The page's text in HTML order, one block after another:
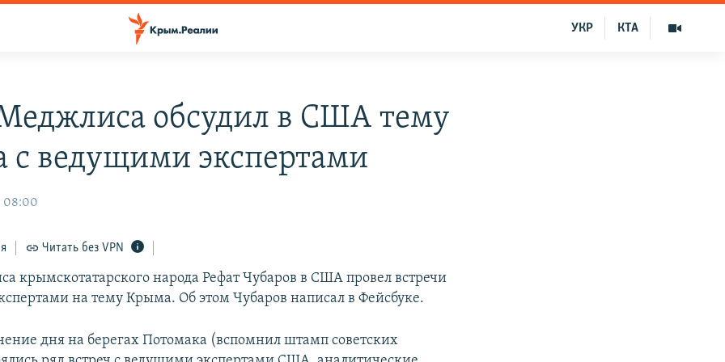
КТА
УКР
обсудил в США тему
с ведущими экспертами
08:00
Читать без VPN
крымскотатарского народа Рефат Чубаров в США провел встречи
на тему Крыма. Об этом Чубаров написал в Фейсбуке.
дня на берегах Потомака (вспомнил штамп советских